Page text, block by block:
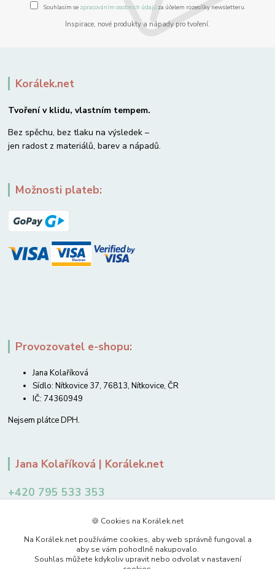
Souhlasím se zpracováním osobních údajůza účelem rozesílky newsletteru.
Inspirace, nové produkty a nápady pro tvoření.
Korálek.net
Tvoření v klidu, vlastním tempem.
Bez spěchu, bez tlaku na výsledek –
jen radost z materiálů, barev a nápadů.
Možnosti plateb:
Provozovatel e-shopu:
Jana Kolaříková
Sídlo: Nítkovice 37, 76813, Nítkovice, ČR
IČ: 74360949
Nejsem plátce DPH.
Jana Kolaříková | Korálek.net
+420 795 533 353
🍪 Cookies na Korálek.net
Na Korálek.net používáme cookies, aby web správně fungoval a
aby se vám pohodlně nakupovalo.
Souhlas můžete kdykoliv upravit nebo odvolat v nastavení